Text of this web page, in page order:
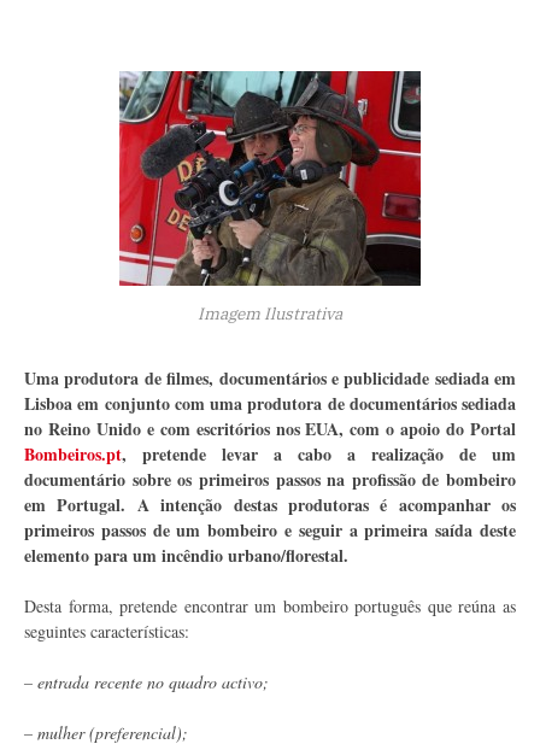
Imagem Ilustrativa
Uma produtora de filmes, documentários e publicidade sediada em
Lisboa em conjunto com uma produtora de documentários sediada
no Reino Unido e com escritórios nos EUA, com o apoio do Portal
Bombeiros.pt, pretende levar a cabo a realização de um
documentário sobre os primeiros passos na profissão de bombeiro
em Portugal. A intenção destas produtoras é acompanhar os
primeiros passos de um bombeiro e seguir a primeira saída deste
elemento para um incêndio urbano/florestal.
Desta forma, pretende encontrar um bombeiro português que reúna as
seguintes características:
– entrada recente no quadro activo;
– mulher (preferencial);